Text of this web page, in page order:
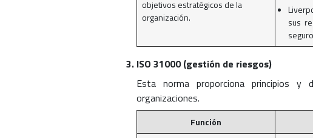
objetivos estratégicos de la
organización.
sus
ISO 31000 (gestión de riesgos)
Esta norma proporciona principios
organizaciones.
Función